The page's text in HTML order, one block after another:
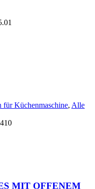
für Küchenmaschine, Alle
MIT OFFENEM